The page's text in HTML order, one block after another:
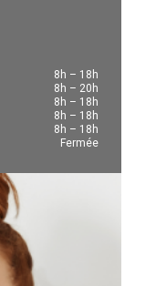
8h – 18h
8h – 20h
8h – 18h
8h – 18h
8h – 18h
Fermée